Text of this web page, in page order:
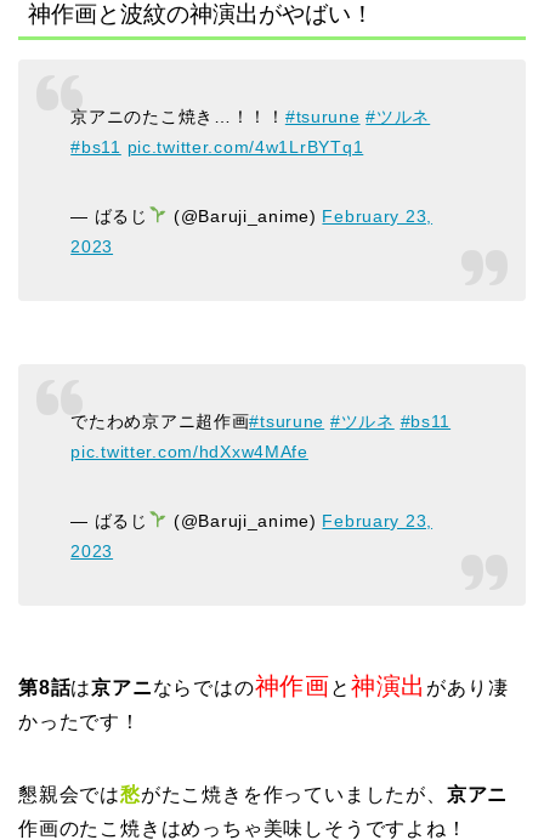
神作画と波紋の神演出がやばい！
京アニのたこ焼き…！！！ #tsurune #ツルネ
#bs11
pic.twitter.com/4w1LrBYTq1
— ばるじ (@Baruji_anime) February 23,
2023
でたわめ京アニ超作画#tsurune #ツルネ #bs11
pic.twitter.com/hdXxw4MAfe
— ばるじ (@Baruji_anime) February 23,
2023
第8話は京アニならではの神作画と 神演出 があり凄
かったです！
懇親会では愁がたこ焼きを作っていましたが、 京アニ
作画のたこ焼きはめっちゃ美味しそうですよね！